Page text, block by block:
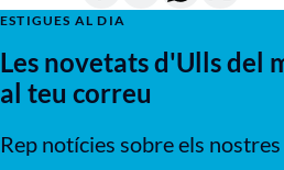
ESTIGUES AL DIA
Les novetats d'Ulls del
al teu correu
Rep notícies sobre els